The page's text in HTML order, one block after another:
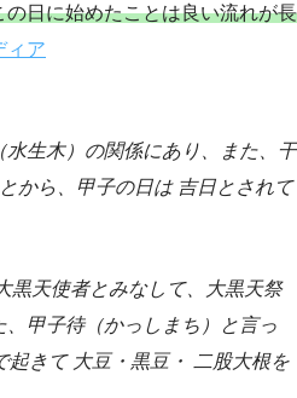
の日に始めたことは良い流れが長
ィア
生木）の関係にあり、また、干
から、甲子の日は 吉日とされて
黒天使者とみなして、大黒天祭
、甲子待（かっしまち）と言っ
起きて 大豆・黒豆・ 二股大根を